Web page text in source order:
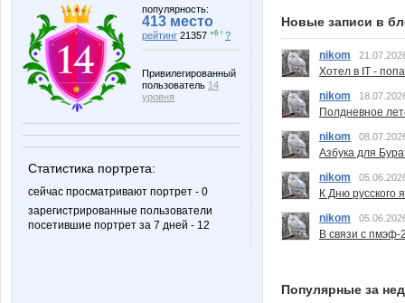
популярность:
413 место
рейтинг 21357 +6 ↑ ?
Привилегированный
пользователь 14
уровня
Статистика портрета:
сейчас просматривают портрет - 0
зарегистрированные пользователи
посетившие портрет за 7 дней - 12
Новые записи в
nikom
Хотел в IT -
nikom
Полдневное
nikom
Азбука для
nikom
К Дню русского
nikom
В связи с пмэф-
Популярные за